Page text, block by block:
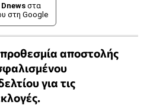
Dnews στα
στη Google
προθεσμία αποστολής
για τις